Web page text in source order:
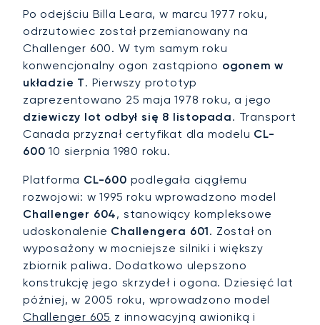
Po odejściu Billa Leara, w marcu 1977 roku,
odrzutowiec został przemianowany na
Challenger 600. W tym samym roku
konwencjonalny ogon zastąpiono ogonem w
układzie T. Pierwszy prototyp
zaprezentowano 25 maja 1978 roku, a jego
dziewiczy lot odbył się 8 listopada. Transport
Canada przyznał certyfikat dla modelu CL-
600 10 sierpnia 1980 roku.
Platforma CL-600 podlegała ciągłemu
rozwojowi: w 1995 roku wprowadzono model
Challenger 604, stanowiący kompleksowe
udoskonalenie Challengera 601. Został on
wyposażony w mocniejsze silniki i większy
zbiornik paliwa. Dodatkowo ulepszono
konstrukcję jego skrzydeł i ogona. Dziesięć lat
później, w 2005 roku, wprowadzono model
Challenger 605 z innowacyjną awioniką i